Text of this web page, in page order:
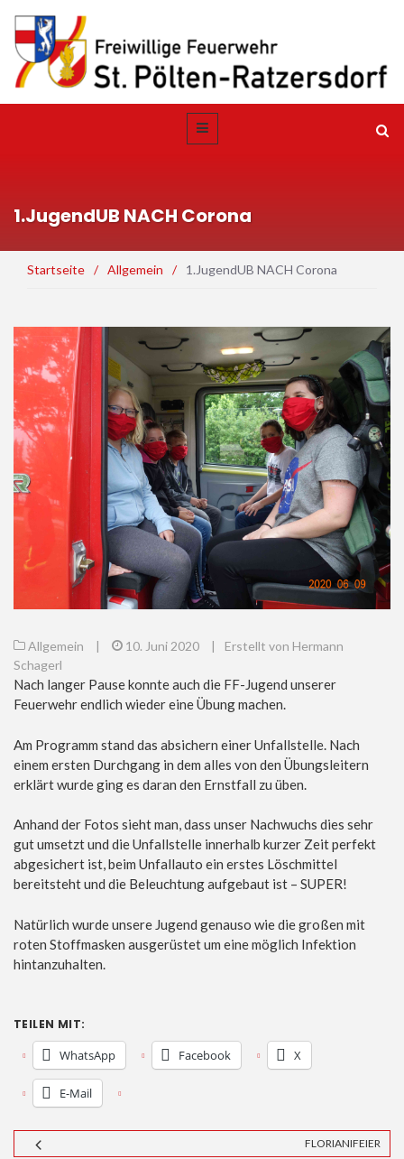
1.JugendUB NACH Corona
Startseite / Allgemein / 1.JugendUB NACH Corona
Allgemein | 10. Juni 2020 |
Erstellt von Hermann
Schagerl
Nach langer Pause konnte auch die FF-Jugend unserer
Feuerwehr endlich wieder eine Übung machen.
Am Programm stand das absichern einer Unfallstelle. Nach
einem ersten Durchgang in dem alles von den Übungsleitern
erklärt wurde ging es daran den Ernstfall zu üben.
Anhand der Fotos sieht man, dass unser Nachwuchs dies sehr
gut umsetzt und die Unfallstelle innerhalb kurzer Zeit perfekt
abgesichert ist, beim Unfallauto ein erstes Löschmittel
bereitsteht und die Beleuchtung aufgebaut ist – SUPER!
Natürlich wurde unsere Jugend genauso wie die großen mit
roten Stoffmasken ausgerüstet um eine möglich Infektion
hintanzuhalten.
TEILEN MIT:
WhatsApp Facebook X
E-Mail
FLORIANIFEIER